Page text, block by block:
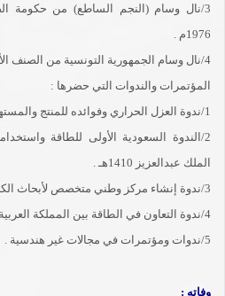
3/نال وسام (النجم الساطع) من حكومة
1976م .
4/نال وسام الجمهورية التونسية من الصنف الأول 1984م .
المؤتمرات والندوات التي حضرها :
1/ندوة العزل الحراري وفوائده للمنتج والمستهلك جمادي الآخرة 1406هـ .
2/الندوة السعودية الأولى للطاقة
الملك عبدالعزيز 1410هـ .
3/ندوة إنشاء مركز وطني متخصص لأبحاث الكهرباء من 14ـ 15 شوال 1413هـ .
4/ندوة التعاون في الطاقة بين المملكة العربية السعودية وجمهورية فنلندا .
5/ندوات ومؤتمرات في مجالات غير هندسية .
وفاته :